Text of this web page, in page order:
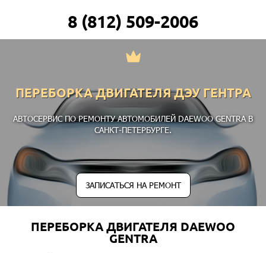
8 (812) 509-2006
ПЕРЕБОРКА ДВИГАТЕЛЯ ДЭУ ГЕНТРА
АВТОСЕРВИС ПО РЕМОНТУ АВТОМОБИЛЕЙ DAEWOO GENTRA В
САНКТ-ПЕТЕРБУРГЕ.
ЗАПИСАТЬСЯ НА РЕМОНТ
ПЕРЕБОРКА ДВИГАТЕЛЯ DAEWOO
GENTRA